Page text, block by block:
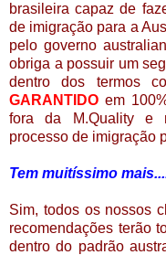
brasileira capaz de
de imigração para a
pelo governo
obriga a possuir um
dentro dos termos
GARANTIDO em
fora da M.Quality e
processo de imigração
Tem muitíssimo
Sim, todos os nossos
recomendações terão
dentro do padrão